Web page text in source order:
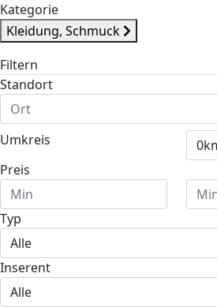
Kategorie
Kleidung, Schmuck
Filtern
Standort
Umkreis
Preis
Typ
Inserent